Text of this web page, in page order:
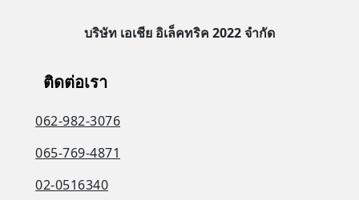
บริษัท เอเชีย อิเล็คทริค 2022 จำกัด
ติดต่อเรา
062-982-3076
065-769-4871
02-0516340